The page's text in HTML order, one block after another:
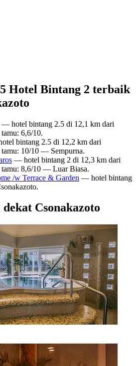
Hotel Bintang 2 terbaik
— hotel bintang 2.5 di 12,1 km dari
6,6/10.
bintang 2.5 di 12,2 km dari
10/10 — Sempurna.
— hotel bintang 2 di 12,3 km dari
tamu: 8,6/10 — Luar Biasa.
/w Terrace & Garden — hotel bintang
Csonakazoto